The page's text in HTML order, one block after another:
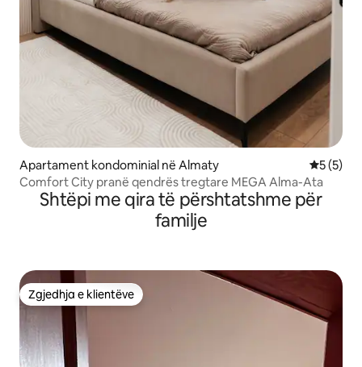
Apartament kondominial në Almaty
5 (5)
Comfort City pranë qendrës tregtare MEGA Alma-Ata
Shtëpi me qira të përshtatshme për
familje
Zgjedhja e klientëve
Zgjedhja e klientëve